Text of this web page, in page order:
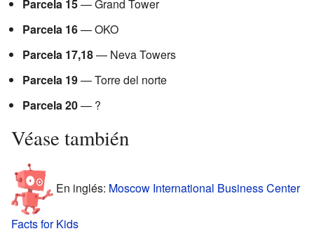
Parcela 15— Grand Tower
Parcela 16— OKO
Parcela 17,18— Neva Towers
Parcela 19— Torre del norte
Parcela 20— ?
Véase también
En inglés: Moscow International Business Center
Facts for Kids